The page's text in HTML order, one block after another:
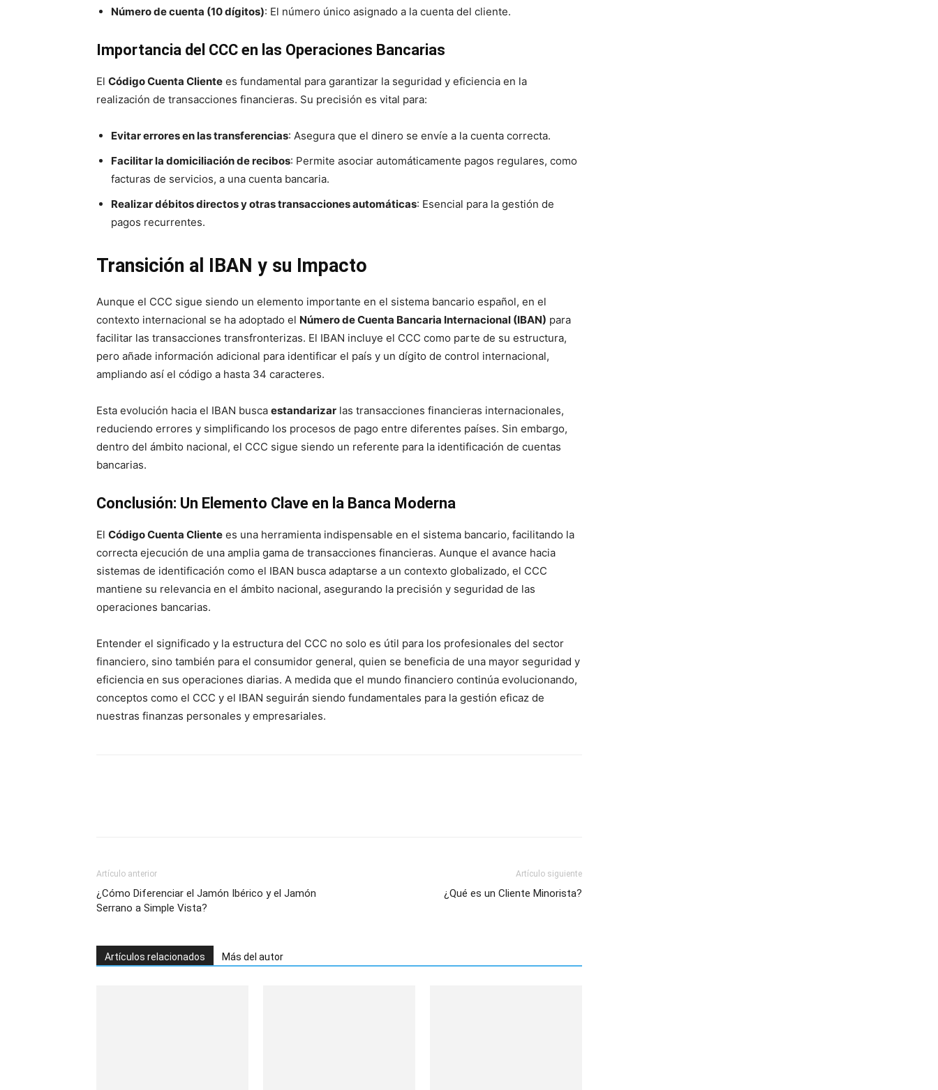
Número de cuenta (10 dígitos): El número único asignado a la cuenta del cliente.
Importancia del CCC en las Operaciones Bancarias
El Código Cuenta Cliente es fundamental para garantizar la seguridad y eficiencia en la
realización de transacciones financieras. Su precisión es vital para:
Evitar errores en las transferencias: Asegura que el dinero se envíe a la cuenta correcta.
Facilitar la domiciliación de recibos: Permite asociar automáticamente pagos regulares, como
facturas de servicios, a una cuenta bancaria.
Realizar débitos directos y otras transacciones automáticas: Esencial para la gestión de
pagos recurrentes.
Transición al IBAN y su Impacto
Aunque el CCC sigue siendo un elemento importante en el sistema bancario español, en el
contexto internacional se ha adoptado el Número de Cuenta Bancaria Internacional (IBAN) para
facilitar las transacciones transfronterizas. El IBAN incluye el CCC como parte de su estructura,
pero añade información adicional para identificar el país y un dígito de control internacional,
ampliando así el código a hasta 34 caracteres.
Esta evolución hacia el IBAN busca estandarizar las transacciones financieras internacionales,
reduciendo errores y simplificando los procesos de pago entre diferentes países. Sin embargo,
dentro del ámbito nacional, el CCC sigue siendo un referente para la identificación de cuentas
bancarias.
Conclusión: Un Elemento Clave en la Banca Moderna
El Código Cuenta Cliente es una herramienta indispensable en el sistema bancario, facilitando la
correcta ejecución de una amplia gama de transacciones financieras. Aunque el avance hacia
sistemas de identificación como el IBAN busca adaptarse a un contexto globalizado, el CCC
mantiene su relevancia en el ámbito nacional, asegurando la precisión y seguridad de las
operaciones bancarias.
Entender el significado y la estructura del CCC no solo es útil para los profesionales del sector
financiero, sino también para el consumidor general, quien se beneficia de una mayor seguridad y
eficiencia en sus operaciones diarias. A medida que el mundo financiero continúa evolucionando,
conceptos como el CCC y el IBAN seguirán siendo fundamentales para la gestión eficaz de
nuestras finanzas personales y empresariales.
Artículo anterior
¿Cómo Diferenciar el Jamón Ibérico y el Jamón
Serrano a Simple Vista?
Artículo siguiente
¿Qué es un Cliente Minorista?
Artículos relacionados Más del autor